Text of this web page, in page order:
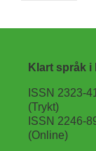
Klart språk i
ISSN 2323-
(Trykt)
ISSN 2246-
(Online)